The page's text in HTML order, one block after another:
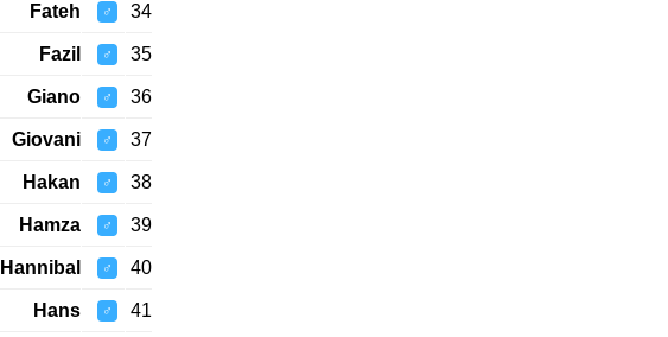
34
♂
Fateh
35
♂
Fazil
36
♂
Giano
37
♂
Giovani
38
♂
Hakan
39
♂
Hamza
40
♂
Hannibal
41
♂
Hans